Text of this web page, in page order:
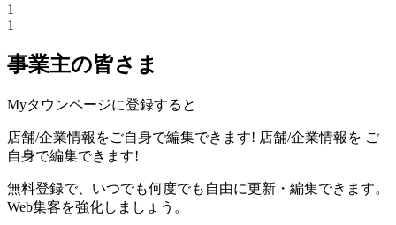
1
1
事業主の皆さま
Myタウンページに登録すると
店舗/企業情報をご自身で編集できます! 店舗/企業情報を ご
自身で編集できます!
無料登録で、いつでも何度でも自由に更新・編集できます。
Web集客を強化しましょう。